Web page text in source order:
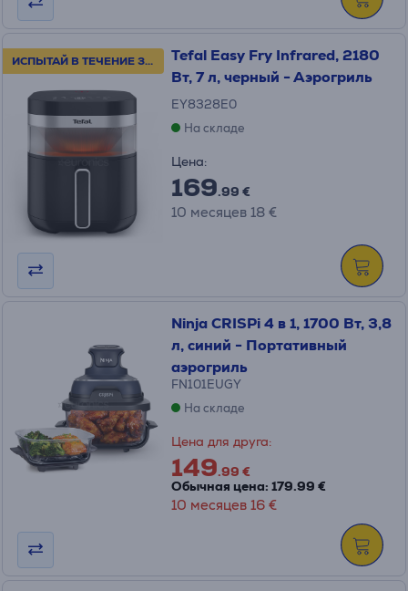
ИСПЫТАЙ В ТЕЧЕНИЕ 30 ДНЕЙ!
Tefal Easy Fry Infrared, 2180
Вт, 7 л, черный - Аэрогриль
EY8328E0
На складе
Цена:
169.99 €
10 месяцев 18 €
Ninja CRISPi 4 в 1, 1700 Вт, 3,8
л, синий - Портативный
аэрогриль
FN101EUGY
На складе
Цена для друга:
149.99 €
Обычная цена: 179.99 €
10 месяцев 16 €